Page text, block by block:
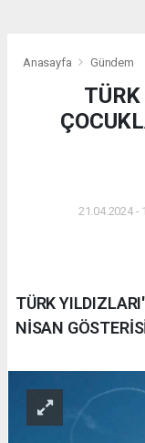
Anasayfa Gündem
21.04.2024 -
TÜRK
NİSAN